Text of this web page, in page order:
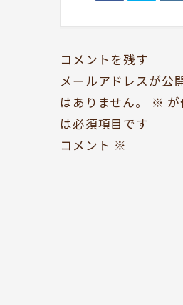
の
SCHEDULE
コメントを残す
メールアドレスが公
はありません。
※
は必須項目です
コメント ※